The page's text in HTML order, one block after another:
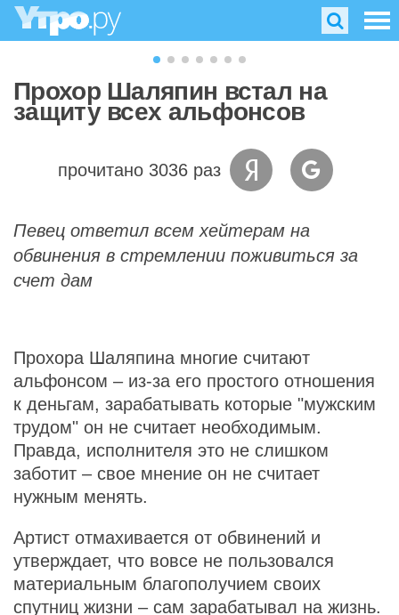
Прохор Шаляпин встал на
защиту всех альфонсов
прочитано 3036 раз
Певец ответил всем хейтерам на
обвинения в стремлении поживиться за
счет дам
Прохора Шаляпина многие считают
альфонсом – из-за его простого отношения
к деньгам, зарабатывать которые "мужским
трудом" он не считает необходимым.
Правда, исполнителя это не слишком
заботит – свое мнение он не считает
нужным менять.
Артист отмахивается от обвинений и
утверждает, что вовсе не пользовался
материальным благополучием своих
спутниц жизни – сам зарабатывал на жизнь.